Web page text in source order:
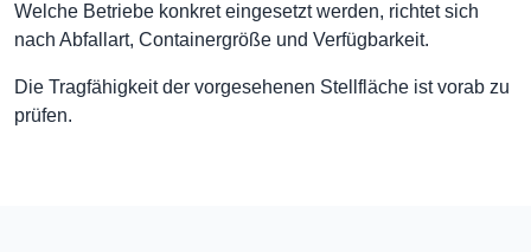
Welche Betriebe konkret eingesetzt werden, richtet sich
nach Abfallart, Containergröße und Verfügbarkeit.
Die Tragfähigkeit der vorgesehenen Stellfläche ist vorab zu
prüfen.